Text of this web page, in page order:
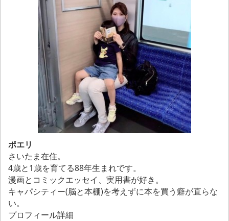
ポエリ
さいたま在住。
4歳と1歳を育てる88年生まれです。
漫画とコミックエッセイ、実用書が好き。
キャパシティー(脳と本棚)を考えずに本を買う癖が直らな
い。
プロフィール詳細